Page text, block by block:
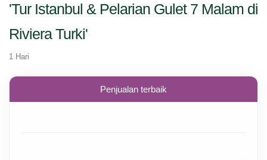
'Tur Istanbul & Pelarian Gulet 7 Malam di
Riviera Turki'
1 Hari
Penjualan terbaik